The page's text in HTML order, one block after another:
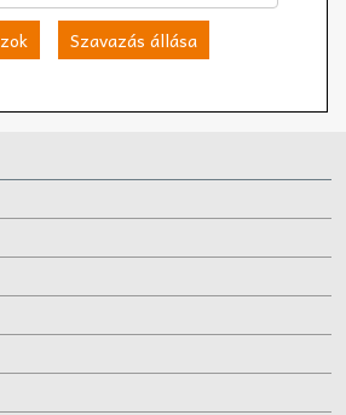
Szavazás állása